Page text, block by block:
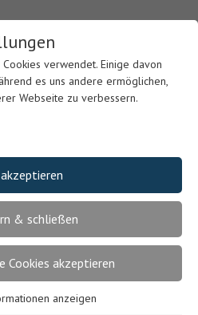
verwendet. Einige davon
es uns andere ermöglichen,
Webseite zu verbessern.
& schließen
Cookies akzeptieren
anzeigen